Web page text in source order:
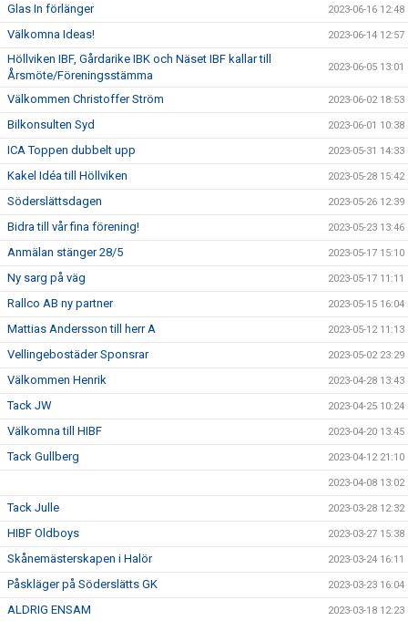
Glas In förlänger 2023-06-16 12:48
Välkomna Ideas! 2023-06-14 12:57
Höllviken IBF, Gårdarike IBK och Näset IBF kallar till
Årsmöte/Föreningsstämma
2023-06-05 13:01
Välkommen Christoffer Ström 2023-06-02 18:53
Bilkonsulten Syd 2023-06-01 10:38
ICA Toppen dubbelt upp 2023-05-31 14:33
Kakel Idéa till Höllviken 2023-05-28 15:42
Söderslättsdagen 2023-05-26 12:39
Bidra till vår fina förening! 2023-05-23 13:46
Anmälan stänger 28/5 2023-05-17 15:10
Ny sarg på väg 2023-05-17 11:11
Rallco AB ny partner 2023-05-15 16:04
Mattias Andersson till herr A 2023-05-12 11:13
Vellingebostäder Sponsrar 2023-05-02 23:29
Välkommen Henrik 2023-04-28 13:43
Tack JW 2023-04-25 10:24
Välkomna till HIBF 2023-04-20 13:45
Tack Gullberg 2023-04-12 21:10
2023-04-08 13:02
Tack Julle 2023-03-28 12:32
HIBF Oldboys 2023-03-27 15:38
Skånemästerskapen i Halör 2023-03-24 16:11
Påskläger på Söderslätts GK 2023-03-23 16:04
ALDRIG ENSAM 2023-03-18 12:23